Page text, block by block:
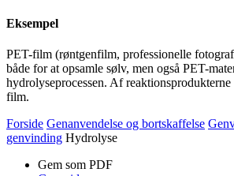
Eksempel
PET-film (røntgenfilm, professionelle
både for at opsamle sølv, men også PET-
hydrolyseprocessen. Af
film.
Forside Genanvendelse og bortskaffelse
genvinding Hydrolyse
Gem som PDF